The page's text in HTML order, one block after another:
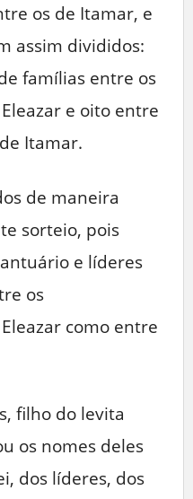
os de Itamar, e
assim divididos:
famílias entre os
e oito entre
Itamar.
de maneira
sorteio, pois
e líderes
os
como entre
filho do levita
os nomes deles
dos líderes, dos